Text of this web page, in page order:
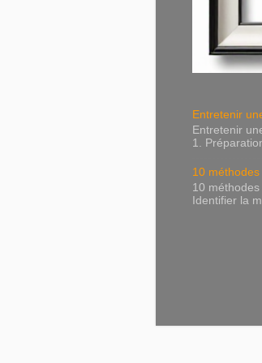
Entretenir
Entretenir
1.
10
10
Identifier la